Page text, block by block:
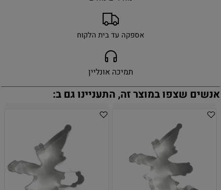
אספקה עד בית הלקוח
תמיכה אונליין
אנשים שצפו במוצר זה, התעניינו גם ב: